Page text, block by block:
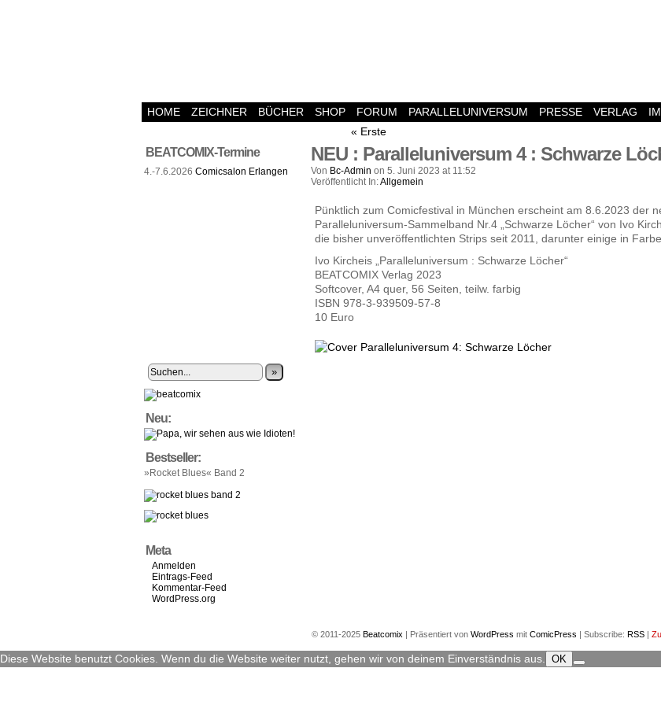
HOME ZEICHNER BÜCHER SHOP FORUM PARALLELUNIVERSUM PRESSE VERLAG
BEATCOMIX-Termine
4.-7.6.2026 Comicsalon Erlangen
»
Neu:
Bestseller:
»Rocket Blues« Band 2
Meta
Anmelden
Eintrags-Feed
Kommentar-Feed
WordPress.org
« Erste
NEU : Paralleluniversum 4 : Schwarze
Von Bc-Admin on 5. Juni 2023 at 11:52
Veröffentlicht In:Allgemein
Pünktlich zum Comicfestival in München erscheint am 8.6.2023 der
Paralleluniversum-Sammelband Nr.4 „Schwarze Löcher“ von Ivo
die bisher unveröffentlichten Strips seit 2011, darunter einige in Farbe.
Ivo Kircheis „Paralleluniversum : Schwarze Löcher“
BEATCOMIX Verlag 2023
Softcover, A4 quer, 56 Seiten, teilw. farbig
ISBN 978-3-939509-57-8
10 Euro
© 2011-2025 Beatcomix | Präsentiert von WordPress mit ComicPress | Subscribe: RSS |
Diese Website benutzt Cookies. Wenn du die Website weiter nutzt, gehen wir von deinem Einverständnis aus. OK